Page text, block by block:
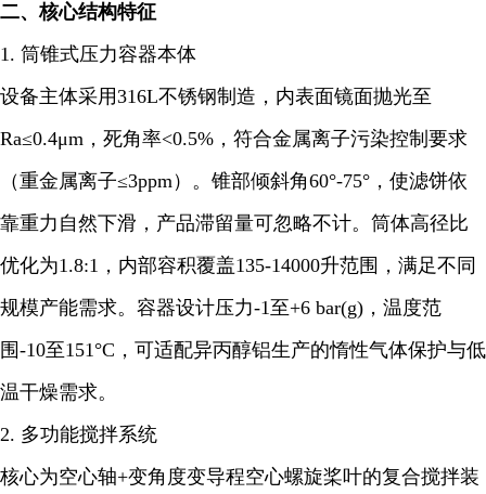
二、核心结构特征
1. 筒锥式压力容器本体
设备主体采用316L不锈钢制造，内表面镜面抛光至
Ra≤0.4μm，死角率<0.5%，符合金属离子污染控制要求
（重金属离子≤3ppm）。锥部倾斜角60°-75°，使滤饼依
靠重力自然下滑，产品滞留量可忽略不计。筒体高径比
优化为1.8:1，内部容积覆盖135-14000升范围，满足不同
规模产能需求。容器设计压力-1至+6 bar(g)，温度范
围-10至151°C，可适配异丙醇铝生产的惰性气体保护与低
温干燥需求。
2. 多功能搅拌系统
核心为空心轴+变角度变导程空心螺旋桨叶的复合搅拌装